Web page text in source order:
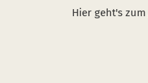
Hier geht's zum